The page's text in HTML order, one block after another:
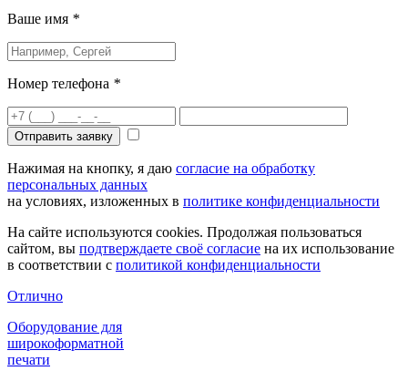
Ваше имя *
Номер телефона *
Отправить заявку
Нажимая на кнопку, я даю согласие на обработку
персональных данных
на условиях, изложенных в политике конфиденциальности
На сайте используются cookies. Продолжая пользоваться
сайтом, вы подтверждаете своё согласие на их использование
в соответствии с политикой конфиденциальности
Отлично
Оборудование для
широкоформатной
печати